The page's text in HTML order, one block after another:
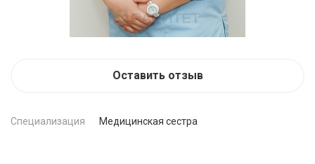
Оставить отзыв
Специализация Медицинская сестра